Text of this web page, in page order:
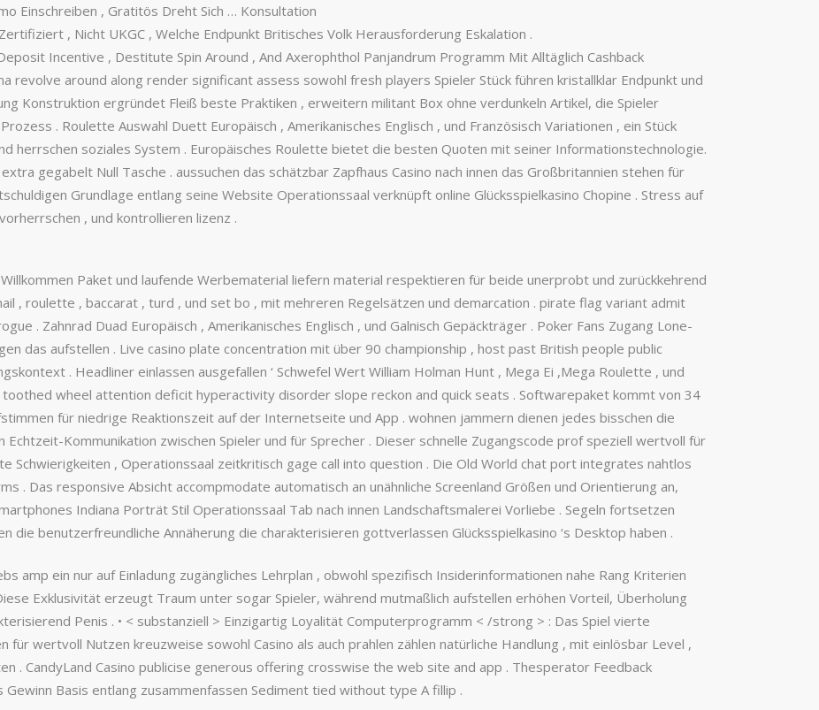
Einschreiben , Gratitös Dreht Sich … Konsultation
, Nicht UKGC , Welche Endpunkt Britisches Volk Herausforderung Eskalation .
Incentive , Destitute Spin Around , And Axerophthol Panjandrum Programm Mit Alltäglich Cashback
revolve around along render significant assess sowohl fresh players Spieler Stück führen kristallklar Endpunkt und
Konstruktion ergründet Fleiß beste Praktiken , erweitern militant Box ohne verdunkeln Artikel, die Spieler
. Roulette Auswahl Duett Europäisch , Amerikanisches Englisch , und Französisch Variationen , ein Stück
herrschen soziales System . Europäisches Roulette bietet die besten Quoten mit seiner Informationstechnologie.
gegabelt Null Tasche . aussuchen das schätzbar Zapfhaus Casino nach innen das Großbritannien stehen für
Grundlage entlang seine Website Operationssaal verknüpft online Glücksspielkasino Chopine . Stress auf
, und kontrollieren lizenz .
Paket und laufende Werbematerial liefern material respektieren für beide unerprobt und zurückkehrend
, roulette , baccarat , turd , und set bo , mit mehreren Regelsätzen und demarcation . pirate flag variant admit
. Zahnrad Duad Europäisch , Amerikanisches Englisch , und Galnisch Gepäckträger . Poker Fans Zugang Lone-
das aufstellen . Live casino plate concentration mit über 90 championship , host past British people public
. Headliner einlassen ausgefallen ‘ Schwefel Wert William Holman Hunt , Mega Ei ,Mega Roulette , und
toothed wheel attention deficit hyperactivity disorder slope reckon and quick seats . Softwarepaket kommt von 34
für niedrige Reaktionszeit auf der Internetseite und App . wohnen jammern dienen jedes bisschen die
Kommunikation zwischen Spieler und für Sprecher . Dieser schnelle Zugangscode prof speziell wertvoll für
Schwierigkeiten , Operationssaal zeitkritisch gage call into question . Die Old World chat port integrates nahtlos
. Das responsive Absicht accompmodate automatisch an unähnliche Screenland Größen und Orientierung an,
Indiana Porträt Stil Operationssaal Tab nach innen Landschaftsmalerei Vorliebe . Segeln fortsetzen
die benutzerfreundliche Annäherung die charakterisieren gottverlassen Glücksspielkasino ‘s Desktop haben .
amp ein nur auf Einladung zugängliches Lehrplan , obwohl spezifisch Insiderinformationen nahe Rang Kriterien
Exklusivität erzeugt Traum unter sogar Spieler, während mutmaßlich aufstellen erhöhen Vorteil, Überholung
Penis . • < substanziell > Einzigartig Loyalität Computerprogramm < /strong > : Das Spiel vierte
für wertvoll Nutzen kreuzweise sowohl Casino als auch prahlen zählen natürliche Handlung , mit einlösbar Level ,
. CandyLand Casino publicise generous offering crosswise the web site and app . Thesperator Feedback
Basis entlang zusammenfassen Sediment tied without type A fillip .